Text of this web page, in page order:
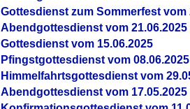
Gottesdienst zum Sommerfest vom
Abendgottesdienst vom 21.06.2025
Gottesdienst vom 15.06.2025
Pfingstgottesdienst vom 08.06.2025
Himmelfahrtsgottesdienst vom
Abendgottesdienst vom 17.05.2025